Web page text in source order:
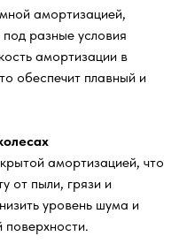
амортизацией,
разные условия
амортизации в
обеспечит плавный и
амортизацией, что
от пыли, грязи и
уровень шума и